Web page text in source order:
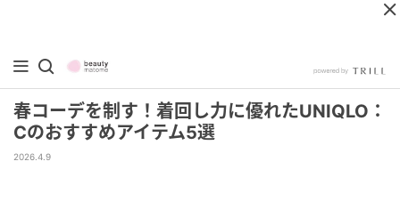
春コーデを制す！着回し力に優れたUNIQLO：
Cのおすすめアイテム5選
2026.4.9